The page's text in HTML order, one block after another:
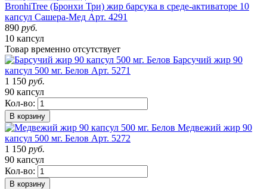
BronhiTree (Бронхи Три) жир барсука в среде-активаторе 10
капсул Сашера-Мед Арт. 4291
890 руб.
10 капсул
Товар временно отсутствует
Барсучий жир 90
капсул 500 мг. Белов Арт. 5271
1 150 руб.
90 капсул
Кол-во:
В корзину
Медвежий жир 90
капсул 500 мг. Белов Арт. 5272
1 150 руб.
90 капсул
Кол-во:
В корзину